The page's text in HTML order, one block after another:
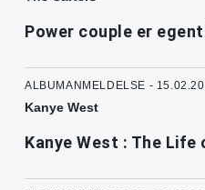
Power couple er
ALBUMANMELDELSE -
Kanye West
Kanye West : The Life